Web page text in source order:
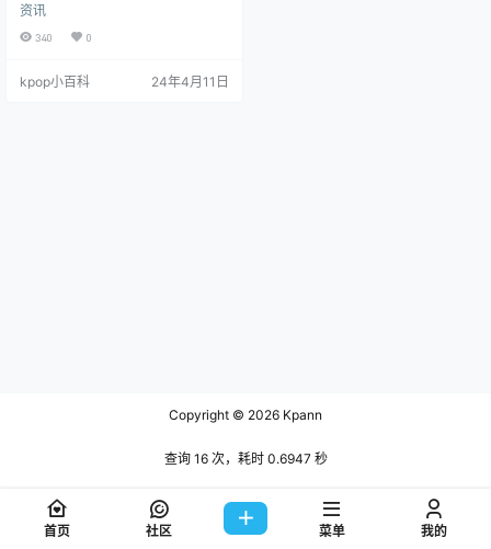
ㅋㅋ这种初始状态的粗糙翻唱好久没
见了,堪比初音未来时代。果然13个
ㅋㅋㅋ 制作人是不是SEVENTEEN黑
资讯
340 0
kpop小百科 24年4月11日
Copyright © 2026 Kpann
查询 16 次，耗时 0.6947 秒
首页 社区 菜单 我的